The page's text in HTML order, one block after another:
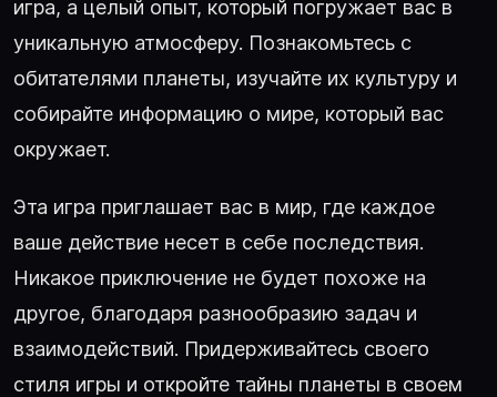
игра, а целый опыт, который погружает вас в
уникальную атмосферу. Познакомьтесь с
обитателями планеты, изучайте их культуру и
собирайте информацию о мире, который вас
окружает.
Эта игра приглашает вас в мир, где каждое
ваше действие несет в себе последствия.
Никакое приключение не будет похоже на
другое, благодаря разнообразию задач и
взаимодействий. Придерживайтесь своего
стиля игры и откройте тайны планеты в своем